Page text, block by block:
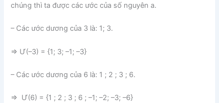
chúng thì ta được các ước của số nguyên a.
– Các ước dương của 3 là: 1; 3.
⇒ Ư(–3) = {1; 3; –1; –3}
– Các ước dương của 6 là: 1 ; 2 ; 3 ; 6.
⇒ Ư(6) = {1 ; 2 ; 3 ; 6 ; –1; –2; –3; –6}